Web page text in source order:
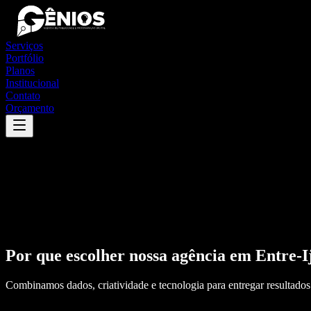
Serviços
Portfólio
Planos
Institucional
Contato
Orçamento
Por que escolher nossa agência em Entre-
Combinamos dados, criatividade e tecnologia para entregar